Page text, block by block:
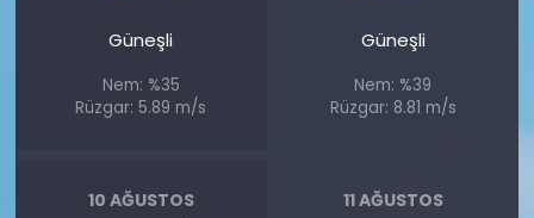
Güneşli
Nem: %35
Rüzgar: 5.89 m/s
Güneşli
Nem: %39
Rüzgar: 8.81 m/s
10 AĞUSTOS 11 AĞUSTOS